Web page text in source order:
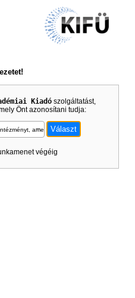
Kiadó szolgáltatást,
Önt azonosítani tudja:
amely Önt azonosítani tudja!
végéig